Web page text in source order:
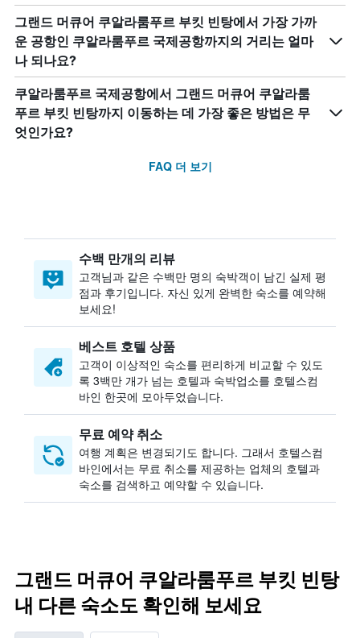
그랜드 머큐어 쿠알라룸푸르 부킷 빈탕에서 가장 가까
운 공항인 쿠알라룸푸르 국제공항까지의 거리는 얼마
나 되나요?
쿠알라룸푸르 국제공항에서 그랜드 머큐어 쿠알라룸
푸르 부킷 빈탕까지 이동하는 데 가장 좋은 방법은 무
엇인가요?
FAQ 더 보기
수백 만개의 리뷰
고객님과 같은 수백만 명의 숙박객이 남긴 실제 평
점과 후기입니다. 자신 있게 완벽한 숙소를 예약해
보세요!
베스트 호텔 상품
고객이 이상적인 숙소를 편리하게 비교할 수 있도
록 3백만 개가 넘는 호텔과 숙박업소를 호텔스컴
바인 한곳에 모아두었습니다.
무료 예약 취소
여행 계획은 변경되기도 합니다. ​그래서 호텔스컴
바인에서는 무료 취소를 제공하는 업체의 호텔과
숙소를 검색하고 예약할 수 있습니다.
그랜드 머큐어 쿠알라룸푸르 부킷 빈탕
내 다른 숙소도 확인해 보세요